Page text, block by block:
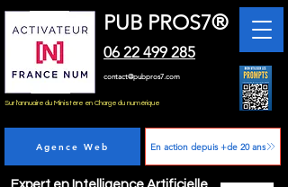
PUB PROS7®
06 22 499 285
contact@pubpros7.com
Sur l'annuaire du Ministère en Charge du numérique
Agence Web En action depuis +de 20 ans